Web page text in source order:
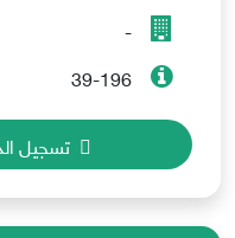
-
39-196
تسجيل